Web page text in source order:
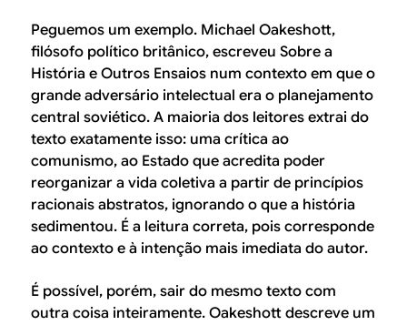
Peguemos um exemplo. Michael Oakeshott,
filósofo político britânico, escreveu Sobre a
História e Outros Ensaios num contexto em que o
grande adversário intelectual era o planejamento
central soviético. A maioria dos leitores extrai do
texto exatamente isso: uma crítica ao
comunismo, ao Estado que acredita poder
reorganizar a vida coletiva a partir de princípios
racionais abstratos, ignorando o que a história
sedimentou. É a leitura correta, pois corresponde
ao contexto e à intenção mais imediata do autor.
É possível, porém, sair do mesmo texto com
outra coisa inteiramente. Oakeshott descreve um